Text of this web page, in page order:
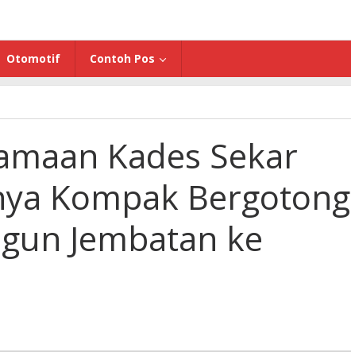
Otomotif Contoh Pos
Kades Sekar
Kompak Bergotong
Jembatan ke